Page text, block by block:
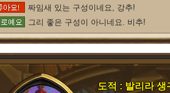
짜임새 있는 구성이네요, 강추!
그리 좋은 구성이 아니네요. 비추!
도적 : 발리라 생